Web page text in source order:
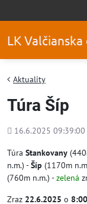
LK
Aktuality
Túra Šíp
Pridané
16.6.2025 09:39:00
Túra Stankovany
n.m.) -Šíp (1170m
(760m n.m.) -zelená
Zraz 22.6.2025 o 8:00